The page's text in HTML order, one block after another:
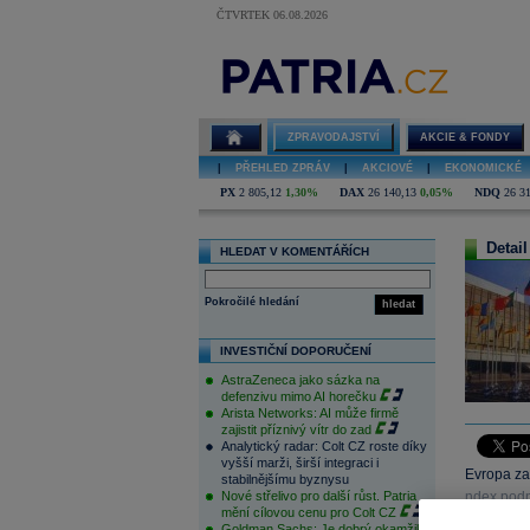
ČTVRTEK 06.08.2026
ZPRAVODAJSTVÍ AKCIE & FONDY
PŘEHLED ZPRÁV AKCIOVÉ EKONOMICKÉ
PX 2 805,12 1,30% DAX 26 140,13 0,05% NDQ 26
HLEDAT V KOMENTÁŘÍCH
hledat
Pokročilé hledání
INVESTIČNÍ DOPORUČENÍ
AstraZeneca jako sázka na
defenzivu mimo AI horečku
Arista Networks: AI může firmě
zajistit příznivý vítr do zad
Analytický radar: Colt CZ roste díky
vyšší marži, širší integraci i
stabilnějšímu byznysu
Nové střelivo pro další růst. Patria
mění cílovou cenu pro Colt CZ
Evropa
ndex